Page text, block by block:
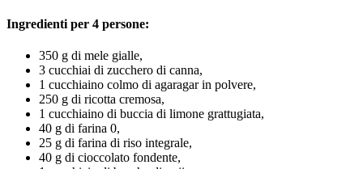
Ingredienti per 4 persone:
350 g di mele gialle,
3 cucchiai di zucchero di canna,
1 cucchiaino colmo di agaragar in polvere,
250 g di ricotta cremosa,
1 cucchiaino di buccia di limone grattugiata,
40 g di farina 0,
25 g di farina di riso integrale,
40 g di cioccolato fondente,